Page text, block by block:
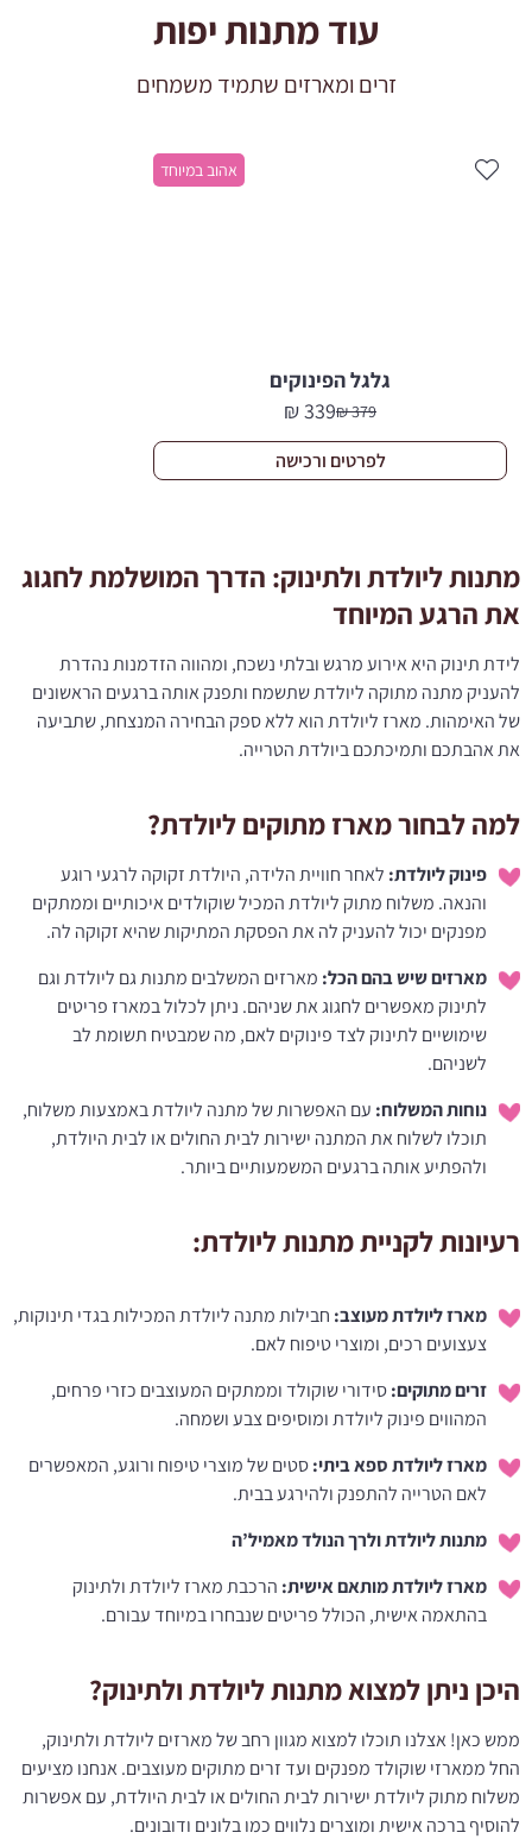
עוד מתנות יפות
זרים ומארזים שתמיד משמחים
אהוב במיוחד
גלגל הפינוקים
379
₪המחיר
המקורי
היה:
339
₪
המחיר
הנוכחי
הוא:
לפרטים ורכישה
מתנות ליולדת ולתינוק: הדרך המושלמת לחגוג
את הרגע המיוחד
לידת תינוק היא אירוע מרגש ובלתי נשכח, ומהווה הזדמנות נהדרת
להעניק מתנה מתוקה ליולדת שתשמח ותפנק אותה ברגעים הראשונים
של האימהות. מארז ליולדת הוא ללא ספק הבחירה המנצחת, שתביעה
את אהבתכם ותמיכתכם ביולדת הטרייה.​
למה לבחור מארז מתוקים ליולדת?
פינוק ליולדת: לאחר חוויית הלידה, היולדת זקוקה לרגעי רוגע
והנאה. משלוח מתוק ליולדת המכיל שוקולדים איכותיים וממתקים
מפנקים יכול להעניק לה את הפסקת המתיקות שהיא זקוקה לה.​
מארזים שיש בהם הכל: מארזים המשלבים מתנות גם ליולדת וגם
לתינוק מאפשרים לחגוג את שניהם. ניתן לכלול במארז פריטים
שימושיים לתינוק לצד פינוקים לאם, מה שמבטיח תשומת לב
לשניהם.​
נוחות המשלוח: עם האפשרות של מתנה ליולדת באמצעות משלוח,
תוכלו לשלוח את המתנה ישירות לבית החולים או לבית היולדת,
ולהפתיע אותה ברגעים המשמעותיים ביותר.​
רעיונות לקניית מתנות ליולדת:
מארז ליולדת מעוצב: חבילות מתנה ליולדת המכילות בגדי תינוקות,
צעצועים רכים, ומוצרי טיפוח לאם.​
זרים מתוקים:סידורי שוקולד וממתקים המעוצבים כזרי פרחים,
המהווים פינוק ליולדת ומוסיפים צבע ושמחה.​
מארז ליולדת ספא ביתי:סטים של מוצרי טיפוח ורוגע, המאפשרים
לאם הטרייה להתפנק ולהירגע בבית.​
מתנות ליולדת ולרך הנולד מאמיל’ה
מארז ליולדת מותאם אישית: הרכבת מארז ליולדת ולתינוק
בהתאמה אישית, הכולל פריטים שנבחרו במיוחד עבורם.​
היכן ניתן למצוא מתנות ליולדת ולתינוק?
ממש כאן! אצלנו תוכלו למצוא מגוון רחב של מארזים ליולדת ולתינוק,
החל ממארזי שוקולד מפנקים ועד זרים מתוקים מעוצבים. אנחנו מציעים
משלוח מתוק ליולדת ישירות לבית החולים או לבית היולדת, עם אפשרות
להוסיף ברכה אישית ומוצרים נלווים כמו בלונים ודובונים.​